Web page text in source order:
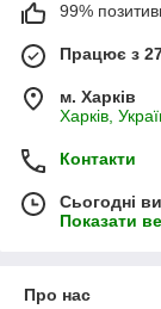
99%
Працює з
м. Харків
Харків,
Контакти
Сьогодні
Показати
Про нас